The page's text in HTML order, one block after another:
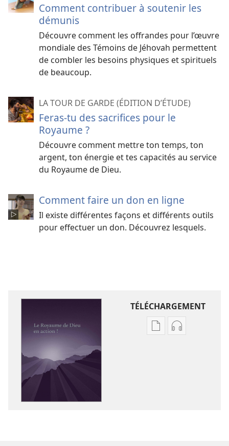
Comment contribuer à soutenir les
démunis
Découvre comment les offrandes pour l’œuvre
mondiale des Témoins de Jéhovah permettent
de combler les besoins physiques et spirituels
de beaucoup.
LA TOUR DE GARDE (ÉDITION D’ÉTUDE)
Feras-tu des sacrifices pour le
Royaume ?
Découvre comment mettre ton temps, ton
argent, ton énergie et tes capacités au service
du Royaume de Dieu.
Comment faire un don en ligne
Il existe différentes façons et différents outils
pour effectuer un don. Découvrez lesquels.
TÉLÉCHARGEMENT
OptionsOptions